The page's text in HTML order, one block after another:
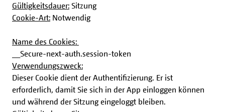
Gültigkeitsdauer: Sitzung
Cookie-Art: Notwendig
Name des Cookies:
__Secure-next-auth.session-token
Verwendungszweck:
Dieser Cookie dient der Authentifizierung. Er ist
erforderlich, damit Sie sich in der App einloggen können
und während der Sitzung eingeloggt bleiben.